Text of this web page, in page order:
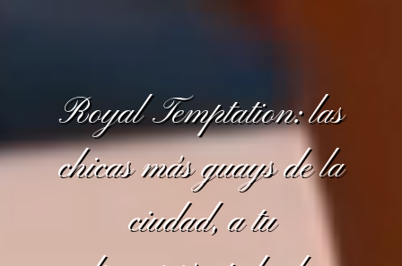
Royal Temptation: las
chicas más guays de la
ciudad, a tu